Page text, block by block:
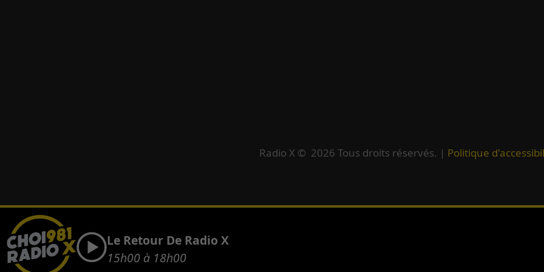
Radio X © 2026 Tous droits réservés. | Politique
Le Retour De Radio X
15h00 à 18h00